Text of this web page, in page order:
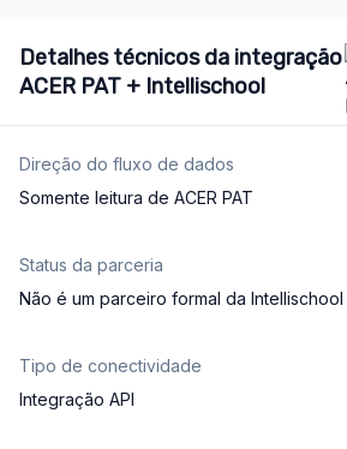
Detalhes técnicos da integração
ACER PAT + Intellischool
Direção do fluxo de dados
Somente leitura de ACER PAT
Status da parceria
Não é um parceiro formal da Intellischool
Tipo de conectividade
Integração API